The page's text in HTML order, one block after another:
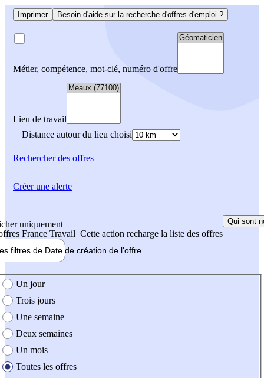
Imprimer Besoin d'aide sur la recherche d'offres d'emploi ?
Métier, compétence, mot-clé, numéro d'offre
Lieu de travail
Distance autour du lieu choisi
Rechercherdes offres
uniquement
France Travail Cette action recharge la liste des offres
Qui sont
filtres de Date de création de l'offre
création de l'offre
Un jour
Trois jours
Une semaine
Deux semaines
Un mois
Toutes les offres
Créer une alerte